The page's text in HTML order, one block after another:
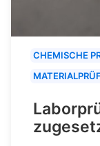
CHEMISCHE